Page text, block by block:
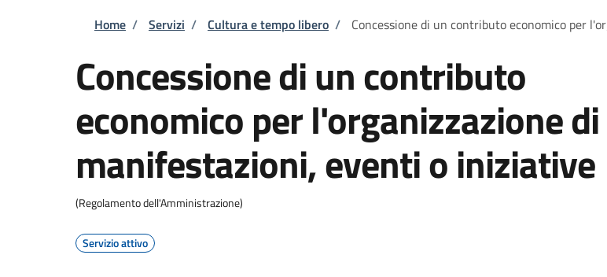
Briciole di pane
Home / Servizi / Cultura e tempo libero / Concessione di un contributo economico per
Concessione di un contributo
economico per l'organizzazione di
manifestazioni, eventi o iniziative
(Regolamento dell'Amministrazione)
Servizio attivo